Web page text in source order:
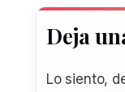
Deja
Lo siento,